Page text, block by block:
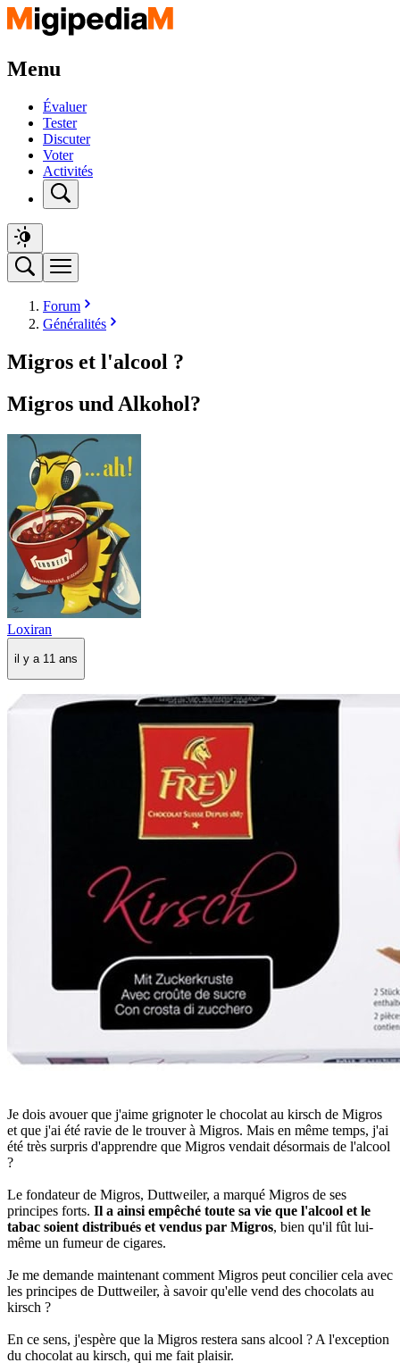
Menu
Évaluer
Tester
Discuter
Voter
Activités
Forum
Généralités
Migros et l'alcool ?
Migros und Alkohol?
Loxiran
il y a 11 ans
Je dois avouer que j'aime grignoter le chocolat au kirsch de Migros
et que j'ai été ravie de le trouver à Migros. Mais en même temps, j'ai
été très surpris d'apprendre que Migros vendait désormais de l'alcool
?
Le fondateur de Migros, Duttweiler, a marqué Migros de ses
principes forts. Il a ainsi empêché toute sa vie que l'alcool et le
tabac soient distribués et vendus par Migros, bien qu'il fût lui-
même un fumeur de cigares.
Je me demande maintenant comment Migros peut concilier cela avec
les principes de Duttweiler, à savoir qu'elle vend des chocolats au
kirsch ?
En ce sens, j'espère que la Migros restera sans alcool ? A l'exception
du chocolat au kirsch, qui me fait plaisir.